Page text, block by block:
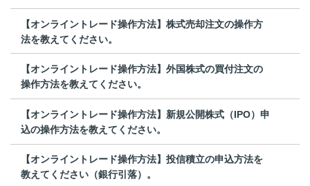
【オンライントレード操作方法】株式売却注文の操作方
法を教えてください。
【オンライントレード操作方法】外国株式の買付注文の
操作方法を教えてください。
【オンライントレード操作方法】新規公開株式（IPO）申
込の操作方法を教えてください。
【オンライントレード操作方法】投信積立の申込方法を
教えてください（銀行引落）。